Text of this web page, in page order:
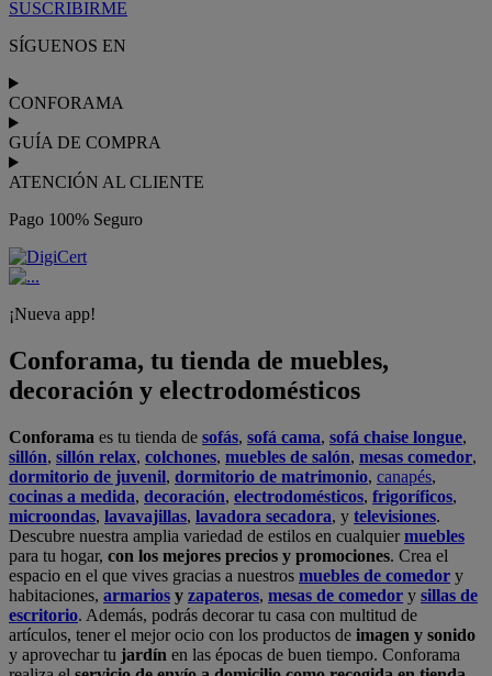
SUSCRIBIRME
SÍGUENOS EN
CONFORAMA
GUÍA DE COMPRA
ATENCIÓN AL CLIENTE
Pago 100% Seguro
¡Nueva app!
Conforama, tu tienda de muebles,
decoración y electrodomésticos
Conforama es tu tienda de sofás, sofá cama, sofá chaise longue,
sillón, sillón relax, colchones, muebles de salón, mesas comedor,
dormitorio de juvenil, dormitorio de matrimonio, canapés,
cocinas a medida, decoración, electrodomésticos, frigoríficos,
microondas, lavavajillas, lavadora secadora, y televisiones.
Descubre nuestra amplia variedad de estilos en cualquiermuebles
para tu hogar, con los mejores precios y promociones. Crea el
espacio en el que vives gracias a nuestros muebles de comedor y
habitaciones, armarios y zapateros, mesas de comedor y sillas de
escritorio. Además, podrás decorar tu casa con multitud de
artículos, tener el mejor ocio con los productos de imagen y sonido
y aprovechar tu jardín en las épocas de buen tiempo. Conforama